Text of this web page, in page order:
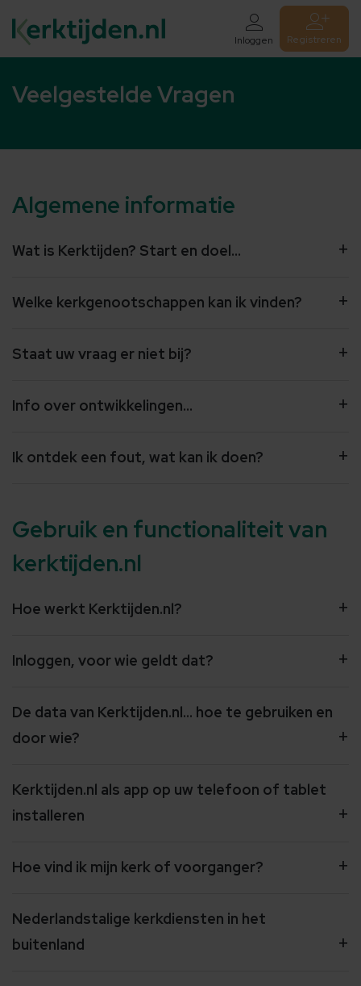
Inloggen Registreren
Veelgestelde Vragen
Algemene informatie
Wat is Kerktijden? Start en doel...
Welke kerkgenootschappen kan ik vinden?
Staat uw vraag er niet bij?
Info over ontwikkelingen...
Ik ontdek een fout, wat kan ik doen?
Gebruik en functionaliteit van
kerktijden.nl
Hoe werkt Kerktijden.nl?
Inloggen, voor wie geldt dat?
De data van Kerktijden.nl... hoe te gebruiken en
door wie?
Kerktijden.nl als app op uw telefoon of tablet
installeren
Hoe vind ik mijn kerk of voorganger?
Nederlandstalige kerkdiensten in het
buitenland